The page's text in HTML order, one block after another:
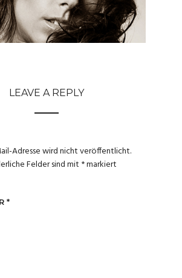
LEAVE A REPLY
Adresse wird nicht veröffentlicht.
Felder sind mit *markiert
*